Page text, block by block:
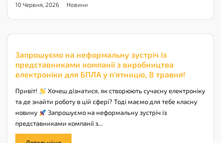
10 Червня, 2026 Новини
Запрошуємо на неформальну зустріч із
представниками компанії з виробництва
електроніки для БПЛА у п’ятницю, 8 травня!
Привіт!
Хочеш дізнатися, як створюють сучасну електроніку
та де знайти роботу в цій сфері? Тоді маємо для тебе класну
новину
Запрошуємо на неформальну зустріч із
представниками компанії з...